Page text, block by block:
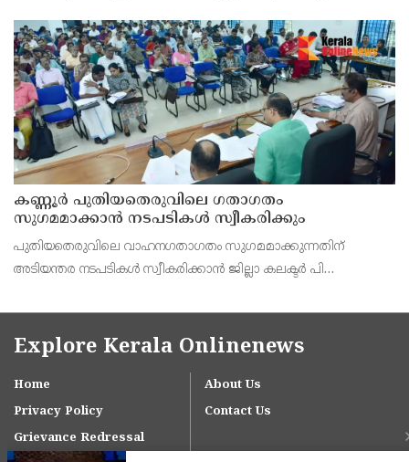
കെ. സോമപ്രസാദ്.
കണ്ണൂർ പുതിയതെരുവിലെ ഗതാഗതം
സുഗമമാക്കാന്‍ നടപടികള്‍ സ്വീകരിക്കും
പുതിയതെരുവിലെ വാഹനഗതാഗതം സുഗമമാക്കുന്നതിന്
അടിയന്തര നടപടികള്‍ സ്വീകരിക്കാന്‍ ജില്ലാ കലക്ടര്‍ പി
Explore Kerala Onlinenews
Home
About Us
Privacy Policy
Contact Us
Grievance Redressal